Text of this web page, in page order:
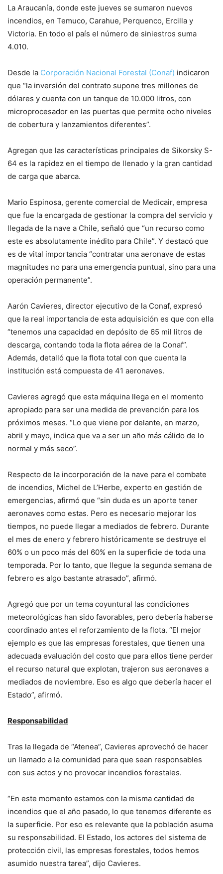
La Araucanía, donde este jueves se sumaron nuevos
incendios, en Temuco, Carahue, Perquenco, Ercilla y
Victoria. En todo el país el número de siniestros suma
4.010.
Desde la Corporación Nacional Forestal (Conaf) indicaron
que “la inversión del contrato supone tres millones de
dólares y cuenta con un tanque de 10.000 litros, con
microprocesador en las puertas que permite ocho niveles
de cobertura y lanzamientos diferentes”.
Agregan que las características principales de Sikorsky S-
64 es la rapidez en el tiempo de llenado y la gran cantidad
de carga que abarca.
Mario Espinosa, gerente comercial de Medicair, empresa
que fue la encargada de gestionar la compra del servicio y
llegada de la nave a Chile, señaló que “un recurso como
este es absolutamente inédito para Chile”. Y destacó que
es de vital importancia “contratar una aeronave de estas
magnitudes no para una emergencia puntual, sino para una
operación permanente”.
Aarón Cavieres, director ejecutivo de la Conaf, expresó
que la real importancia de esta adquisición es que con ella
“tenemos una capacidad en depósito de 65 mil litros de
descarga, contando toda la flota aérea de la Conaf”.
Además, detalló que la flota total con que cuenta la
institución está compuesta de 41 aeronaves.
Cavieres agregó que esta máquina llega en el momento
apropiado para ser una medida de prevención para los
próximos meses. “Lo que viene por delante, en marzo,
abril y mayo, indica que va a ser un año más cálido de lo
normal y más seco”.
Respecto de la incorporación de la nave para el combate
de incendios, Michel de L’Herbe, experto en gestión de
emergencias, afirmó que “sin duda es un aporte tener
aeronaves como estas. Pero es necesario mejorar los
tiempos, no puede llegar a mediados de febrero. Durante
el mes de enero y febrero históricamente se destruye el
60% o un poco más del 60% en la superficie de toda una
temporada. Por lo tanto, que llegue la segunda semana de
febrero es algo bastante atrasado”, afirmó.
Agregó que por un tema coyuntural las condiciones
meteorológicas han sido favorables, pero debería haberse
coordinado antes el reforzamiento de la flota. “El mejor
ejemplo es que las empresas forestales, que tienen una
adecuada evaluación del costo que para ellos tiene perder
el recurso natural que explotan, trajeron sus aeronaves a
mediados de noviembre. Eso es algo que debería hacer el
Estado”, afirmó.
Responsabilidad
Tras la llegada de “Atenea”, Cavieres aprovechó de hacer
un llamado a la comunidad para que sean responsables
con sus actos y no provocar incendios forestales.
“En este momento estamos con la misma cantidad de
incendios que el año pasado, lo que tenemos diferente es
la superficie. Por eso es relevante que la población asuma
su responsabilidad. El Estado, los actores del sistema de
protección civil, las empresas forestales, todos hemos
asumido nuestra tarea”, dijo Cavieres.